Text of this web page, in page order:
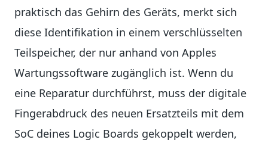
praktisch das Gehirn des Geräts, merkt sich
diese Identifikation in einem verschlüsselten
Teilspeicher, der nur anhand von Apples
Wartungssoftware zugänglich ist. Wenn du
eine Reparatur durchführst, muss der digitale
Fingerabdruck des neuen Ersatzteils mit dem
SoC deines Logic Boards gekoppelt werden,